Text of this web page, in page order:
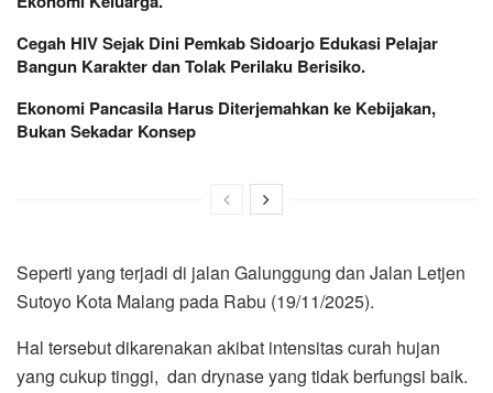
Cegah HIV Sejak Dini Pemkab Sidoarjo Edukasi Pelajar
Bangun Karakter dan Tolak Perilaku Berisiko.
Ekonomi Pancasila Harus Diterjemahkan ke Kebijakan,
Bukan Sekadar Konsep
Seperti yang terjadi di jalan Galunggung dan Jalan Letjen
Sutoyo Kota Malang pada Rabu (19/11/2025).
Hal tersebut dikarenakan akibat intensitas curah hujan
yang cukup tinggi, dan drynase yang tidak berfungsi baik.